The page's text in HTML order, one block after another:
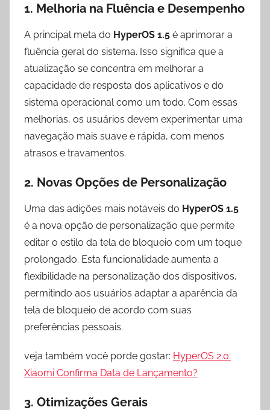
1. Melhoria na Fluência e Desempenho
A principal meta do HyperOS 1.5 é aprimorar a
fluência geral do sistema. Isso significa que a
atualização se concentra em melhorar a
capacidade de resposta dos aplicativos e do
sistema operacional como um todo. Com essas
melhorias, os usuários devem experimentar uma
navegação mais suave e rápida, com menos
atrasos e travamentos.
2. Novas Opções de Personalização
Uma das adições mais notáveis do HyperOS 1.5
é a nova opção de personalização que permite
editar o estilo da tela de bloqueio com um toque
prolongado. Esta funcionalidade aumenta a
flexibilidade na personalização dos dispositivos,
permitindo aos usuários adaptar a aparência da
tela de bloqueio de acordo com suas
preferências pessoais.
veja também você porde gostar: HyperOS 2.0:
Xiaomi Confirma Data de Lançamento?
3. Otimizações Gerais